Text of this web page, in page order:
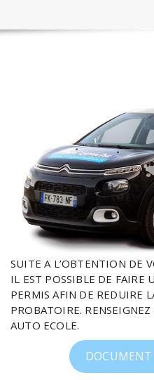
SUITE A L’OBTENTION DE
IL EST POSSIBLE DE FAIRE
PERMIS AFIN DE REDUIRE
PROBATOIRE.
AUTO ECOLE.
DOCUMENT